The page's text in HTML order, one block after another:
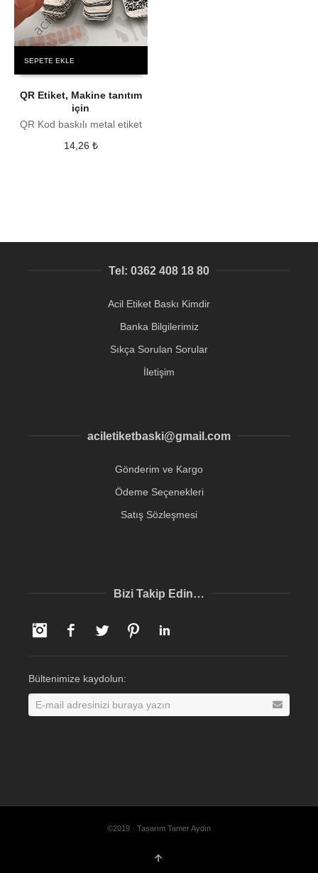
SEPETE EKLE
QR Etiket, Makine tanıtım
için
QR Kod baskılı metal etiket
14,26 ₺
Tel: 0362 408 18 80
Acil Etiket Baskı Kimdir
Banka Bilgilerimiz
Sıkça Sorulan Sorular
İletişim
aciletiketbaski@gmail.com
Gönderim ve Kargo
Ödeme Seçenekleri
Satış Sözleşmesi
Bizi Takip Edin…
InstagramFacebookTwitter Pinterest
Bültenimize kaydolun:
©2019 · Tasarım Tamer Aydın